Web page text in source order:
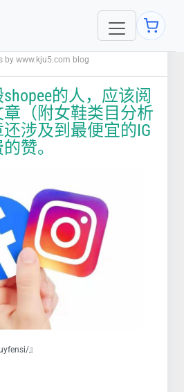
by www.kju5.com blog
的人，应该阅
（附女鞋类目分析
涉及到最便宜的IG
赞。
』